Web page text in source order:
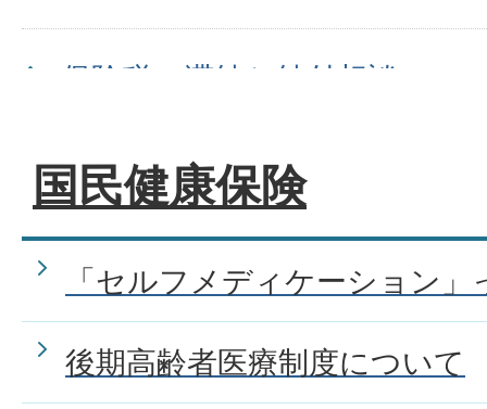
保険税の滞納と納付相談につ
保険税の納付について知りた
国民健康保険税の軽減につい
が。
国民健康保険
「セルフメディケーション」
後期高齢者医療制度について